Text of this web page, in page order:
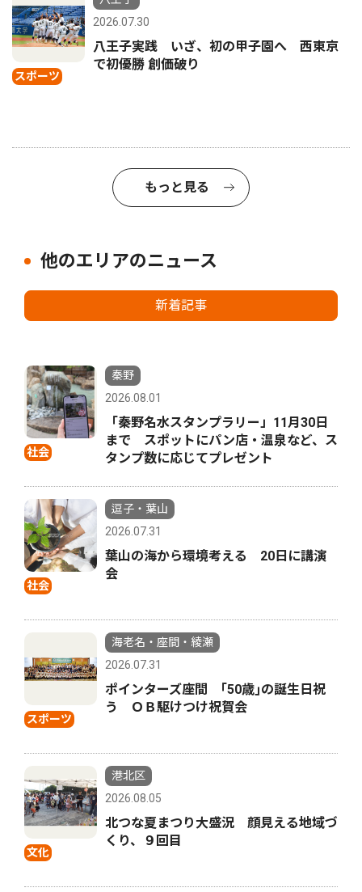
スポーツ
2026.07.30
八王子実践 いざ、初の甲子園へ 西東京
で初優勝 創価破り
もっと見る
他のエリアのニュース
新着記事
社会
秦野
2026.08.01
「秦野名水スタンプラリー」11月30日
まで スポットにパン店・温泉など、ス
タンプ数に応じてプレゼント
社会
逗子・葉山
2026.07.31
葉山の海から環境考える 20日に講演
会
スポーツ
海老名・座間・綾瀬
2026.07.31
ポインターズ座間 ｢50歳｣の誕生日祝
う ＯＢ駆けつけ祝賀会
文化
港北区
2026.08.05
北つな夏まつり大盛況 顔見える地域づ
くり、９回目